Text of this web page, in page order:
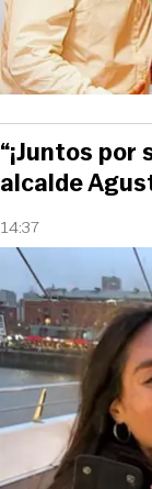
14:37
“¡Juntos
alcalde